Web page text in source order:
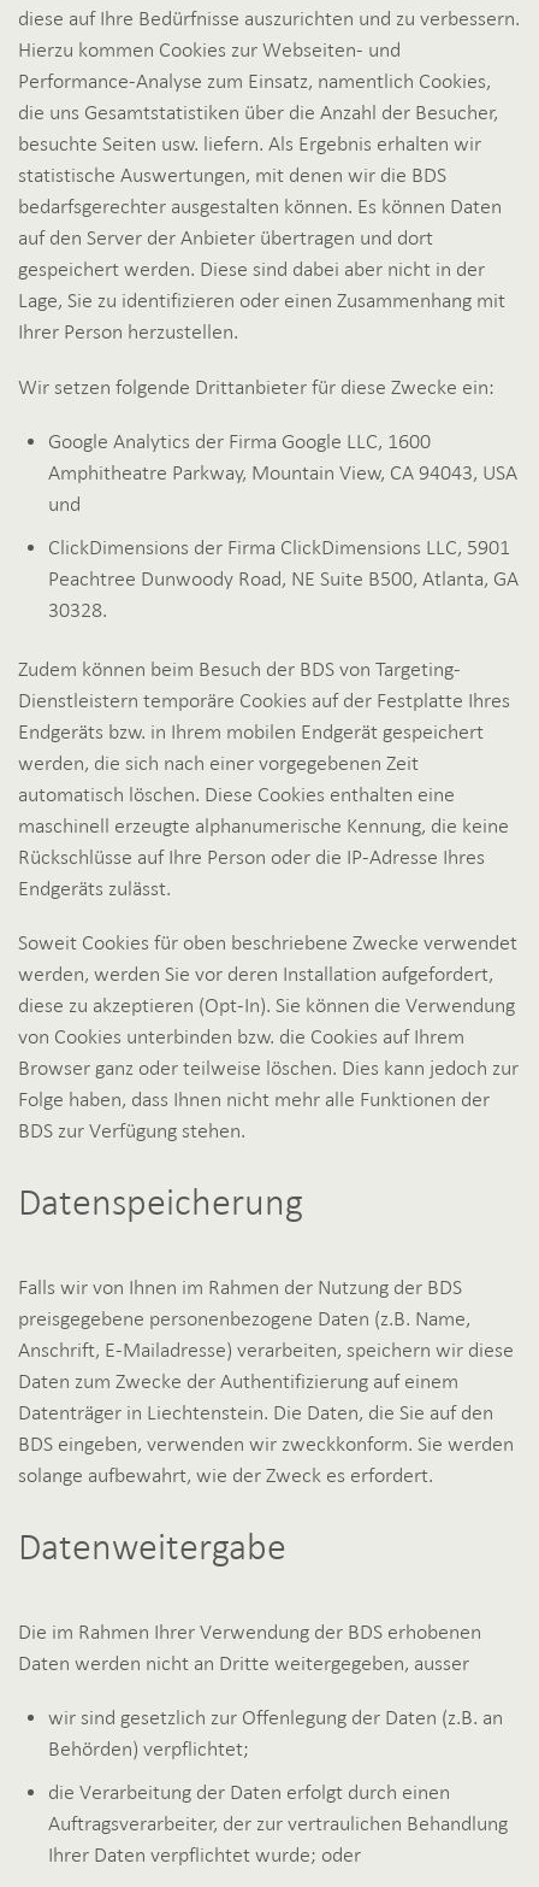
diese auf Ihre Bedürfnisse auszurichten und zu verbessern.
Hierzu kommen Cookies zur Webseiten- und
Performance-Analyse zum Einsatz, namentlich Cookies,
die uns Gesamtstatistiken über die Anzahl der Besucher,
besuchte Seiten usw. liefern. Als Ergebnis erhalten wir
statistische Auswertungen, mit denen wir die BDS
bedarfsgerechter ausgestalten können. Es können Daten
auf den Server der Anbieter übertragen und dort
gespeichert werden. Diese sind dabei aber nicht in der
Lage, Sie zu identifizieren oder einen Zusammenhang mit
Ihrer Person herzustellen.
Wir setzen folgende Drittanbieter für diese Zwecke ein:
Google Analytics der Firma Google LLC, 1600
Amphitheatre Parkway, Mountain View, CA 94043, USA
und
ClickDimensions der Firma ClickDimensions LLC, 5901
Peachtree Dunwoody Road, NE Suite B500, Atlanta, GA
30328.
Zudem können beim Besuch der BDS von Targeting-
Dienstleistern temporäre Cookies auf der Festplatte Ihres
Endgeräts bzw. in Ihrem mobilen Endgerät gespeichert
werden, die sich nach einer vorgegebenen Zeit
automatisch löschen. Diese Cookies enthalten eine
maschinell erzeugte alphanumerische Kennung, die keine
Rückschlüsse auf Ihre Person oder die IP-Adresse Ihres
Endgeräts zulässt.
Soweit Cookies für oben beschriebene Zwecke verwendet
werden, werden Sie vor deren Installation aufgefordert,
diese zu akzeptieren (Opt-In). Sie können die Verwendung
von Cookies unterbinden bzw. die Cookies auf Ihrem
Browser ganz oder teilweise löschen. Dies kann jedoch zur
Folge haben, dass Ihnen nicht mehr alle Funktionen der
BDS zur Verfügung stehen.
Datenspeicherung
Falls wir von Ihnen im Rahmen der Nutzung der BDS
preisgegebene personenbezogene Daten (z.B. Name,
Anschrift, E-Mailadresse) verarbeiten, speichern wir diese
Daten zum Zwecke der Authentifizierung auf einem
Datenträger in Liechtenstein. Die Daten, die Sie auf den
BDS eingeben, verwenden wir zweckkonform. Sie werden
solange aufbewahrt, wie der Zweck es erfordert.
Datenweitergabe
Die im Rahmen Ihrer Verwendung der BDS erhobenen
Daten werden nicht an Dritte weitergegeben, ausser
wir sind gesetzlich zur Offenlegung der Daten (z.B. an
Behörden) verpflichtet;
die Verarbeitung der Daten erfolgt durch einen
Auftragsverarbeiter, der zur vertraulichen Behandlung
Ihrer Daten verpflichtet wurde; oder